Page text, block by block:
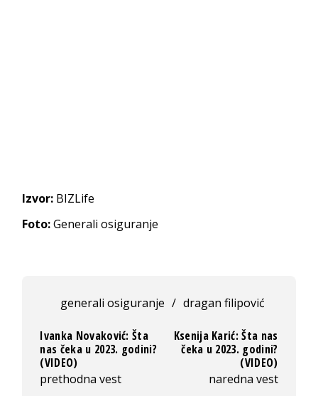
Izvor: BIZLife
Foto:Generali osiguranje
generali osiguranje / dragan filipović
Ivanka Novaković: Šta
nas čeka u 2023. godini?
(VIDEO)
prethodna vest
Ksenija Karić: Šta nas
čeka u 2023. godini?
(VIDEO)
naredna vest